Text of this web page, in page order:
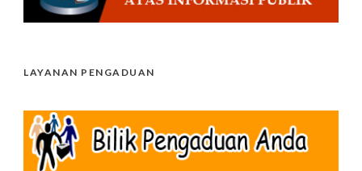
LAYANAN PENGADUAN